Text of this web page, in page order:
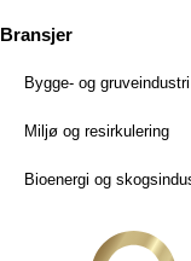
Bransjer
Bygge- og gruveindustri
Miljø og resirkulering
Bioenergi og